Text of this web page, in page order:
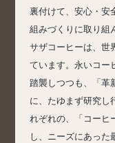
裏付けて、安心・安
組みづくりに取り組
サザコーヒーは、世
ています。永いコー
踏襲しつつも、「革
に、たゆまず研究し
れぞれの、「コーヒ
し、ニーズにあった